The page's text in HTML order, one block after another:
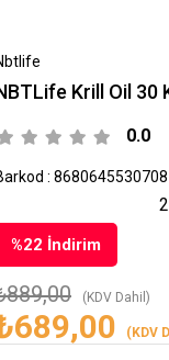
Krill Oil 30
0.0
: 8680645530708
%22 İndirim
(KDV Dahil)
(KDV